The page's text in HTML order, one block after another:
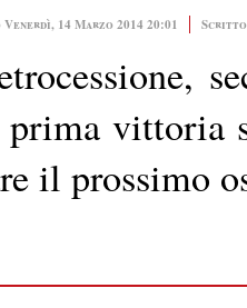
14 Marzo 2014 20:01 Scritto
vittoria
il prossimo